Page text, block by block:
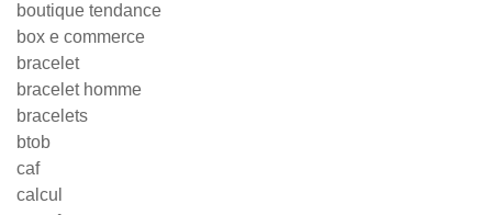
boutique tendance
box e commerce
bracelet
bracelet homme
bracelets
btob
caf
calcul